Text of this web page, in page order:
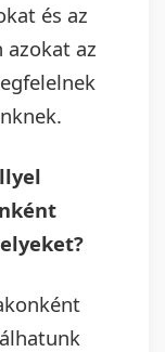
és az
azokat az